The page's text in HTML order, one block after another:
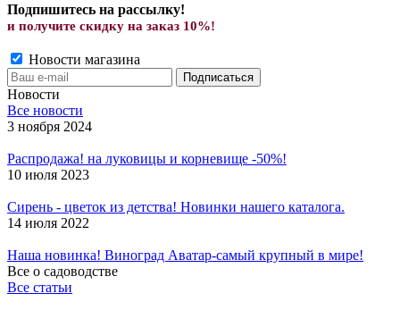
Подпишитесь на рассылку!
и получите скидку на заказ 10%!
Новости магазина
Новости
Все новости
3 ноября 2024
Распродажа! на луковицы и корневище -50%!
10 июля 2023
Сирень - цветок из детства! Новинки нашего каталога.
14 июля 2022
Наша новинка! Виноград Аватар-самый крупный в мире!
Все о садоводстве
Все статьи